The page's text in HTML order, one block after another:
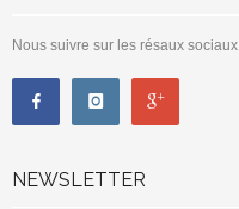
Nous suivre sur les résaux sociaux
NEWSLETTER